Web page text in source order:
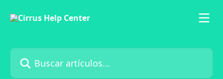
Buscar artículos...